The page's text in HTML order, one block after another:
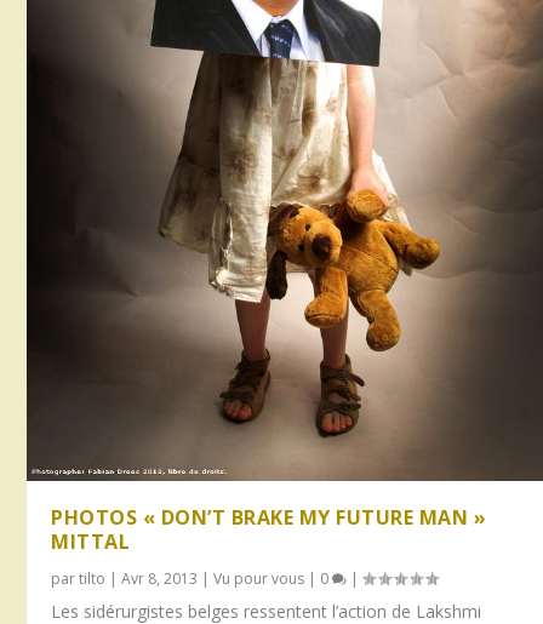
PHOTOS « DON’T BRAKE MY FUTURE MAN »
MITTAL
partilto |Avr 8, 2013 |Vu pour vous | 0 |
Les sidérurgistes belges ressentent l’action de Lakshmi